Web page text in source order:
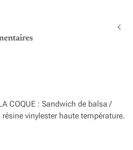
COQUE : Sandwich de balsa /
vinylester haute température.